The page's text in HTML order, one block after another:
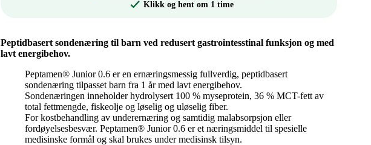
Klikk og hent om 1 time
Peptidbasert sondenæring til barn ved redusert gastrointesstinal funksjon og med
lavt energibehov.
Peptamen® Junior 0.6 er en ernæringsmessig fullverdig, peptidbasert
sondenæring tilpasset barn fra 1 år med lavt energibehov.
Sondenæringen inneholder hydrolysert 100 % myseprotein, 36 % MCT-fett av
total fettmengde, fiskeolje og løselig og uløselig fiber.
For kostbehandling av underernæring og samtidig malabsorpsjon eller
fordøyelsesbesvær. Peptamen® Junior 0.6 er et næringsmiddel til spesielle
medisinske formål og skal brukes under medisinsk tilsyn.